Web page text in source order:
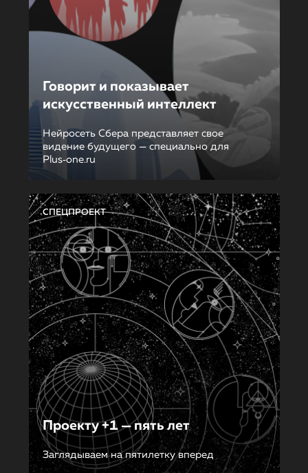
Говорит и показывает
искусственный интеллект
Нейросеть Сбера представляет свое
видение будущего — специально для
Plus‑one.ru
СПЕЦПРОЕКТ
Проекту +1 — пять лет
Заглядываем на пятилетку вперед